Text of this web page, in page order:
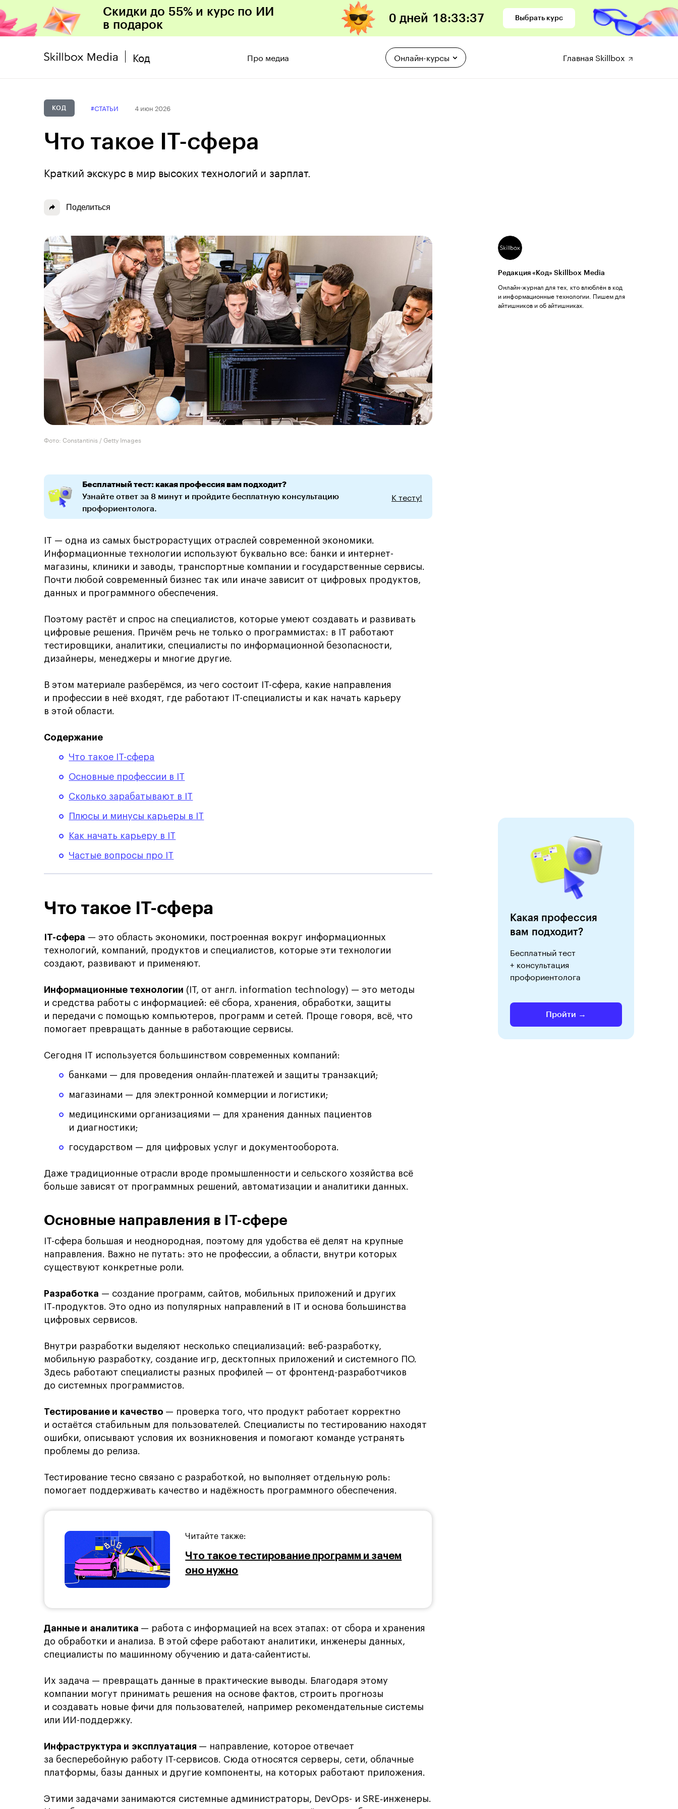
Скидки до 55% и курс по ИИ
в подарок
0 дней 18:33:36 Выбрать курс
Код Про медиа Онлайн-курсы Главная Skillbox
КОД #СТАТЬИ 4 июн 2026
Что такое IT-сфера
Краткий экскурс в мир высоких технологий и зарплат.
Поделиться
Фото: Constantinis / Getty Images
Редакция «Код» Skillbox Media
Онлайн-журнал для тех, кто влюблён в код
и информационные технологии. Пишем для
айтишников и об айтишниках.
Какая профессия
вам подходит?
Бесплатный тест
+ консультация
профориентолога
Пройти →
Бесплатный тест: какая профессия вам подходит?
Узнайте ответ за 8 минут и пройдите бесплатную консультацию
профориентолога.
К тесту!
IT — одна из самых быстрорастущих отраслей современной экономики.
Информационные технологии используют буквально все: банки и интернет-
магазины, клиники и заводы, транспортные компании и государственные сервисы.
Почти любой современный бизнес так или иначе зависит от цифровых продуктов,
данных и программного обеспечения.
Поэтому растёт и спрос на специалистов, которые умеют создавать и развивать
цифровые решения. Причём речь не только о программистах: в IT работают
тестировщики, аналитики, специалисты по информационной безопасности,
дизайнеры, менеджеры и многие другие.
В этом материале разберёмся, из чего состоит IT-сфера, какие направления
и профессии в неё входят, где работают IT-специалисты и как начать карьеру
в этой области.
Содержание
Что такое IT-сфера
Основные профессии в IT
Сколько зарабатывают в IT
Плюсы и минусы карьеры в IT
Как начать карьеру в IT
Частые вопросы про IT
Что такое IT-сфера
IT-сфера — это область экономики, построенная вокруг информационных
технологий, компаний, продуктов и специалистов, которые эти технологии
создают, развивают и применяют.
Информационные технологии (IT, от англ. information technology) — это методы
и средства работы с информацией: её сбора, хранения, обработки, защиты
и передачи с помощью компьютеров, программ и сетей. Проще говоря, всё, что
помогает превращать данные в работающие сервисы.
Сегодня IT используется большинством современных компаний:
банками — для проведения онлайн-платежей и защиты транзакций;
магазинами — для электронной коммерции и логистики;
медицинскими организациями — для хранения данных пациентов
и диагностики;
государством — для цифровых услуг и документооборота.
Даже традиционные отрасли вроде промышленности и сельского хозяйства всё
больше зависят от программных решений, автоматизации и аналитики данных.
Основные направления в IT-сфере
IT-сфера большая и неоднородная, поэтому для удобства её делят на крупные
направления. Важно не путать: это не профессии, а области, внутри которых
существуют конкретные роли.
Разработка — создание программ, сайтов, мобильных приложений и других
IT‑продуктов. Это одно из популярных направлений в IT и основа большинства
цифровых сервисов.
Внутри разработки выделяют несколько специализаций: веб-разработку,
мобильную разработку, создание игр, десктопных приложений и системного ПО.
Здесь работают специалисты разных профилей — от фронтенд-разработчиков
до системных программистов.
Тестирование и качество — проверка того, что продукт работает корректно
и остаётся стабильным для пользователей. Специалисты по тестированию находят
ошибки, описывают условия их возникновения и помогают команде устранять
проблемы до релиза.
Тестирование тесно связано с разработкой, но выполняет отдельную роль:
помогает поддерживать качество и надёжность программного обеспечения.
Читайте также:
Что такое тестирование программ и зачем
оно нужно
Данные и аналитика — работа с информацией на всех этапах: от сбора и хранения
до обработки и анализа. В этой сфере работают аналитики, инженеры данных,
специалисты по машинному обучению и дата-сайентисты.
Их задача — превращать данные в практические выводы. Благодаря этому
компании могут принимать решения на основе фактов, строить прогнозы
и создавать новые фичи для пользователей, например рекомендательные системы
или ИИ-поддержку.
Инфраструктура и эксплуатация — направление, которое отвечает
за бесперебойную работу IT-сервисов. Сюда относятся серверы, сети, облачные
платформы, базы данных и другие компоненты, на которых работают приложения.
Этими задачами занимаются системные администраторы, DevOps- и SRE‑инженеры.